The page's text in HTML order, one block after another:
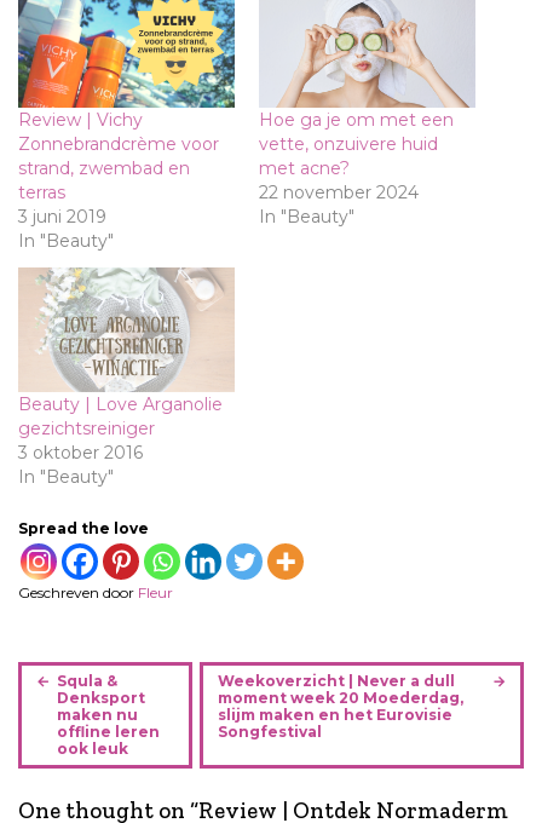
Review | Vichy
Zonnebrandcrème voor
strand, zwembad en
terras
3 juni 2019
In "Beauty"
Hoe ga je om met een
vette, onzuivere huid
met acne?
22 november 2024
In "Beauty"
Beauty | Love Arganolie
gezichtsreiniger
3 oktober 2016
In "Beauty"
Spread the love
Geschreven door Fleur
B
h
Squla &
Denksport
maken nu
offline leren
ook leuk
Weekoverzicht | Never a dull
moment week 20 Moederdag,
slijm maken en het Eurovisie
Songfestival
One thought on “Review | Ontdek Normaderm